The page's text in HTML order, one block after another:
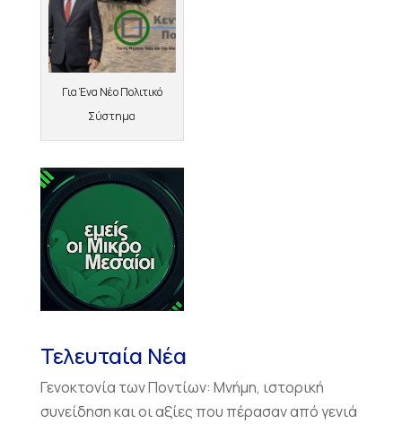
Για Ένα Νέο Πολιτικό
Σύστημα
Τελευταία Νέα
Γενοκτονία των Ποντίων: Μνήμη, ιστορική
συνείδηση και οι αξίες που πέρασαν από γενιά